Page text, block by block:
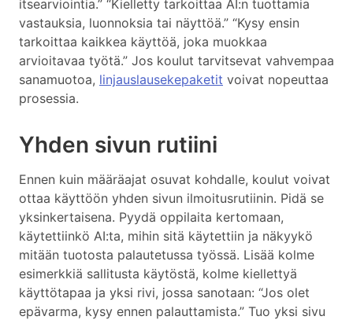
itsearviointia.” “Kielletty tarkoittaa AI:n tuottamia
vastauksia, luonnoksia tai näyttöä.” “Kysy ensin
tarkoittaa kaikkea käyttöä, joka muokkaa
arvioitavaa työtä.” Jos koulut tarvitsevat vahvempaa
sanamuotoa, linjauslausekepaketit voivat nopeuttaa
prosessia.
Yhden sivun rutiini
Ennen kuin määräajat osuvat kohdalle, koulut voivat
ottaa käyttöön yhden sivun ilmoitusrutiinin. Pidä se
yksinkertaisena. Pyydä oppilaita kertomaan,
käytettiinkö AI:ta, mihin sitä käytettiin ja näkyykö
mitään tuotosta palautetussa työssä. Lisää kolme
esimerkkiä sallitusta käytöstä, kolme kiellettyä
käyttötapaa ja yksi rivi, jossa sanotaan: “Jos olet
epävarma, kysy ennen palauttamista.” Tuo yksi sivu